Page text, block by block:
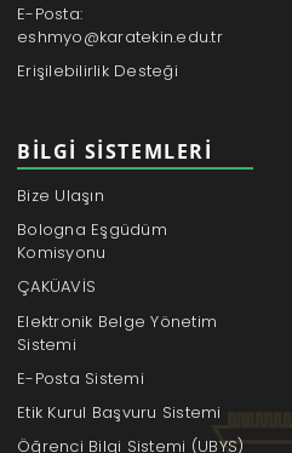
E-Posta:
eshmyo@karatekin.edu.tr
Erişilebilirlik Desteği
BILGI SISTEMLERI
Bize Ulaşın
Bologna Eşgüdüm
Komisyonu
ÇAKÜAVİS
Elektronik Belge Yönetim
Sistemi
E-Posta Sistemi
Etik Kurul Başvuru Sistemi
Öğrenci Bilgi Sistemi (UBYS)